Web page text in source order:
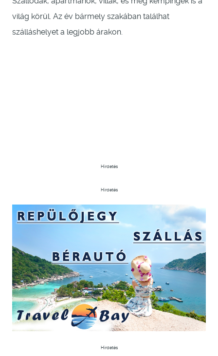
világ körül. Az év bármely szakában találhat
szálláshelyet a legjobb árakon.
Hirdetés
Hirdetés
Hirdetés